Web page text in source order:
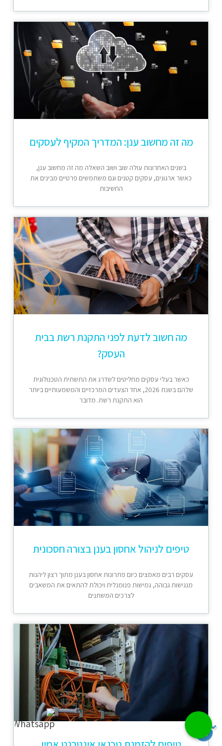
מה זה מחשוב ענן: המדריך המקיף לעסקים
בשנים האחרונות עולה שוב ושוב השאלה מה זה מחשוב ענן,
כאשר ארגונים, עסקים קטנים וגם משתמשים פרטיים מבינים את
החשיבות
מה חשוב לדעת לפני התקנת רשת בבית
העסק?
כאשר בעלי עסקים מחליטים לשדרג את התשתית הטכנולוגית
שלהם בשנת 2026, אחד הצעדים המרכזיים והמשמעותיים ביותר
הוא התקנת רשת. מדובר
טיפים לניהול אחסון בענן בצורה חסכונית
עסקים רבים מאמצים כיום פתרונות אחסון בענן מתוך רצון ליהנות
מנגישות גבוהה, גמישות פנומנלית ויכולת להתאים את המשאבים
לצרכים המשתנים